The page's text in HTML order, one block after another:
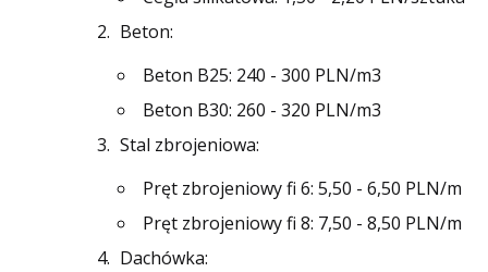
Beton:
Beton B25: 240 - 300 PLN/m3
Beton B30: 260 - 320 PLN/m3
Stal zbrojeniowa:
Pręt zbrojeniowy fi 6: 5,50 - 6,50 PLN/m
Pręt zbrojeniowy fi 8: 7,50 - 8,50 PLN/m
Dachówka: